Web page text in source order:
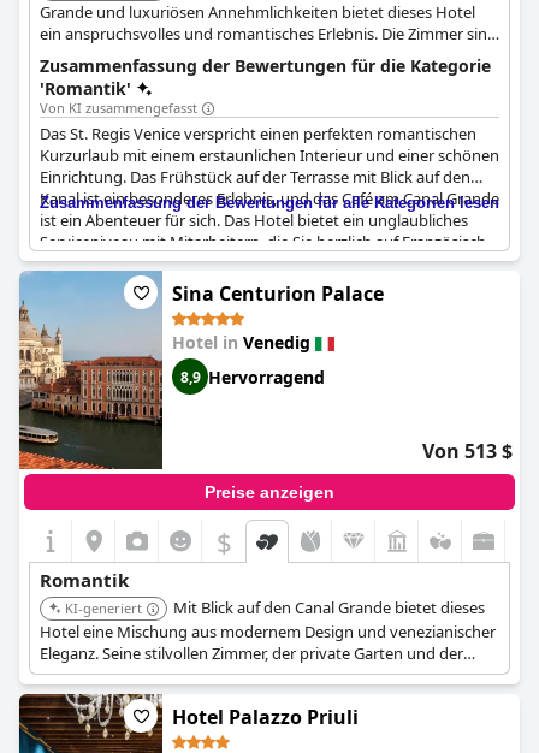
Grande und luxuriösen Annehmlichkeiten bietet dieses Hotel
ein anspruchsvolles und romantisches Erlebnis. Die Zimmer sind
elegant gestaltet und der Service ist tadellos, was einen
unvergesslichen Aufenthalt für Paare gewährleistet.
Zusammenfassung der Bewertungen für die Kategorie
'Romantik'
Von KI zusammengefasst
Das St. Regis Venice verspricht einen perfekten romantischen
Kurzurlaub mit einem erstaunlichen Interieur und einer schönen
Einrichtung. Das Frühstück auf der Terrasse mit Blick auf den
Kanal ist ein besonderes Erlebnis, und das Café am Canal Grande
ist ein Abenteuer für sich. Das Hotel bietet ein unglaubliches
Serviceniveau mit Mitarbeitern, die Sie herzlich auf Französisch
begrüßen und Sie während Ihres gesamten Aufenthalts
aufmerksam und liebevoll betreuen. Die Gäste schwärmen von
der hochwertigen Küche und der Möglichkeit, den hoteleigenen
Ponton zu nutzen, um ein privates Wassertaxi zu nehmen. Es ist
nicht verwunderlich, dass viele Gäste den Wunsch haben,
wiederzukommen, und viele danken dem Hotel dafür, dass es
ihren Aufenthalt am Valentinstag absolut magisch gemacht hat.
Zusammenfassung der Bewertungen für alle Kategorien lesen
Sina Centurion Palace
Hotel in Venedig
8,9 Hervorragend
Von 513 $
Preise anzeigen
$
Romantik
KI-generiert
Mit Blick auf den Canal Grande bietet dieses
Hotel eine Mischung aus modernem Design und venezianischer
Eleganz. Seine stilvollen Zimmer, der private Garten und der
aufmerksame Service schaffen ein romantisches und
unvergessliches Erlebnis für Paare.
Hotel Palazzo Priuli